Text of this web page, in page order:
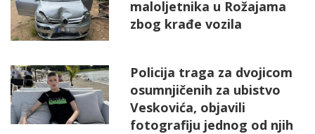
maloljetnika u Rožajama
zbog krađe vozila
Policija traga za dvojicom
osumnjičenih za ubistvo
Veskovića, objavili
fotografiju jednog od njih